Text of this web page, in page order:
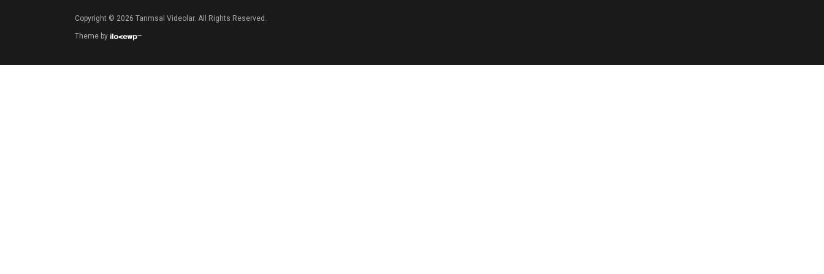
Copyright © 2026 Tarımsal Videolar. All Rights Reserved.
Theme by